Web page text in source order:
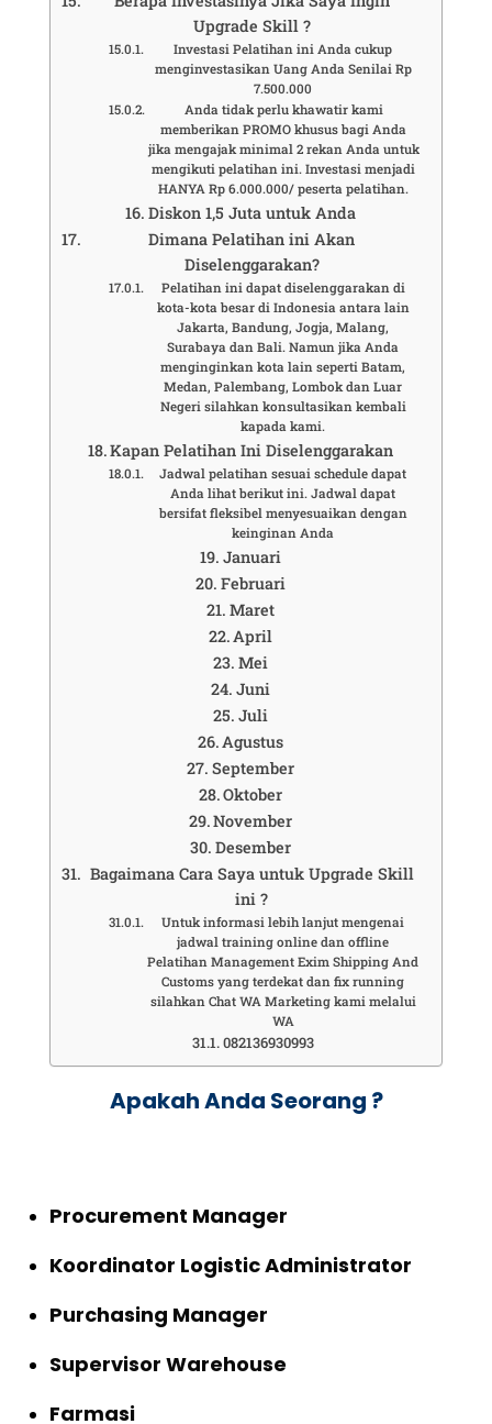
Upgrade Skill ?
Investasi Pelatihan ini Anda cukup
menginvestasikan Uang Anda Senilai Rp
7.500.000
Anda tidak perlu khawatir kami
memberikan PROMO khusus bagi Anda
jika mengajak minimal 2 rekan Anda untuk
mengikuti pelatihan ini. Investasi menjadi
HANYA Rp 6.000.000/ peserta pelatihan.
Diskon 1,5 Juta untuk Anda
Dimana Pelatihan ini Akan
Diselenggarakan?
Pelatihan ini dapat diselenggarakan di
kota-kota besar di Indonesia antara lain
Jakarta, Bandung, Jogja, Malang,
Surabaya dan Bali. Namun jika Anda
menginginkan kota lain seperti Batam,
Medan, Palembang, Lombok dan Luar
Negeri silahkan konsultasikan kembali
kapada kami.
Kapan Pelatihan Ini Diselenggarakan
Jadwal pelatihan sesuai schedule dapat
Anda lihat berikut ini. Jadwal dapat
bersifat fleksibel menyesuaikan dengan
keinginan Anda
Januari
Februari
Maret
April
Mei
Juni
Juli
Agustus
September
Oktober
November
Desember
Bagaimana Cara Saya untuk Upgrade Skill
ini ?
Untuk informasi lebih lanjut mengenai
jadwal training online dan offline
Pelatihan Management Exim Shipping And
Customs yang terdekat dan fix running
silahkan Chat WA Marketing kami melalui
WA
082136930993
Apakah Anda Seorang ?
Procurement Manager
Koordinator Logistic Administrator
Purchasing Manager
Supervisor Warehouse
Farmasi